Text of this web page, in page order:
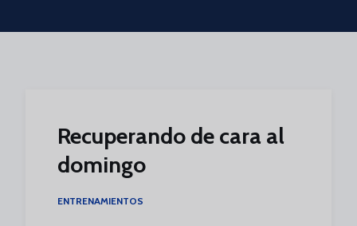
Skip to main content
Recuperando de cara al
domingo
ENTRENAMIENTOS